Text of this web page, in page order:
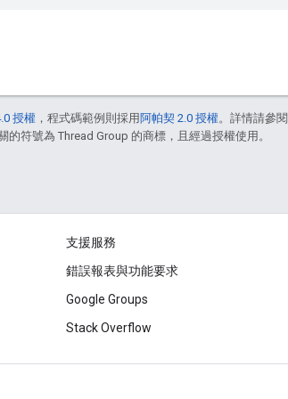
授權 ，程式碼範例則採用 阿帕契 2.0 授權。詳情請參閱
符號為 Thread Group 的商標，且經過授權使用。
支援服務
錯誤報表與功能要求
Google Groups
Stack Overflow